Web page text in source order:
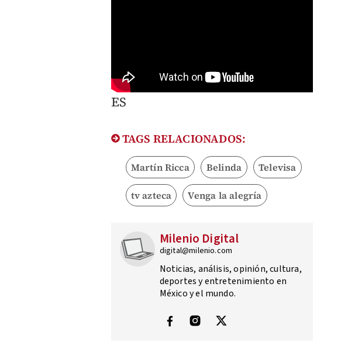
ES
TAGS RELACIONADOS:
Martín Ricca Belinda Televisa
tv azteca Venga la alegría
Milenio Digital
digital@milenio.com
Noticias, análisis, opinión, cultura,
deportes y entretenimiento en
México y el mundo.